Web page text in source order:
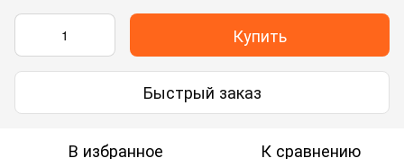
Купить
Быстрый заказ
В избранное К сравнению